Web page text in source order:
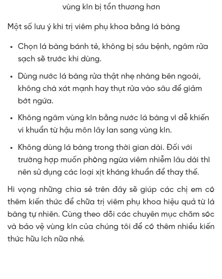
vùng kín bị tổn thương hơn
Một số lưu ý khi trị viêm phụ khoa bằng lá bàng
Chọn lá bàng bánh tẻ, không bị sâu bệnh, ngâm rửa
sạch sẽ trước khi dùng.
Dùng nước lá bàng rửa thật nhẹ nhàng bên ngoài,
không chà xát mạnh hay thụt rửa vào sâu để giảm
bớt ngứa.
Không ngâm vùng kín bằng nước lá bàng vì dễ khiến
vi khuẩn từ hậu môn lây lan sang vùng kín.
Không dùng lá bàng trong thời gian dài. Đối với
trường hợp muốn phòng ngừa viêm nhiễm lâu dài thì
nên sử dụng các loại xịt kháng khuẩn để thay thế.
Hi vọng những chia sẻ trên đây sẽ giúp các chị em có
thêm kiến thức để chữa trị viêm phụ khoa hiệu quả từ lá
bàng tự nhiên. Cùng theo dõi các chuyên mục chăm sóc
và bảo vệ vùng kín của chúng tôi để có thêm nhiều kiến
thức hữu ích nữa nhé.